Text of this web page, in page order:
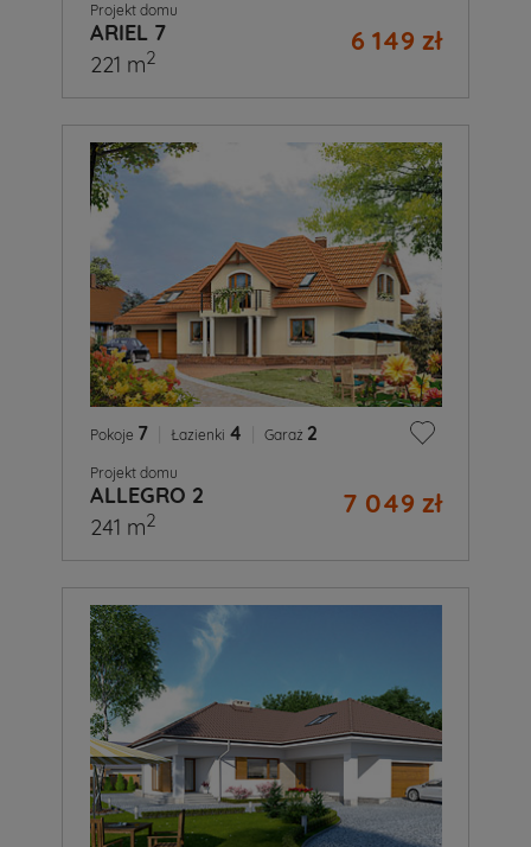
Projekt domu
ARIEL 7 6 149 zł
221 m2
Pokoje 7 Łazienki 4 Garaż 2
Projekt domu
ALLEGRO 2 7 049 zł
241 m2